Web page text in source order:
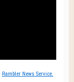
Rambler News Service.